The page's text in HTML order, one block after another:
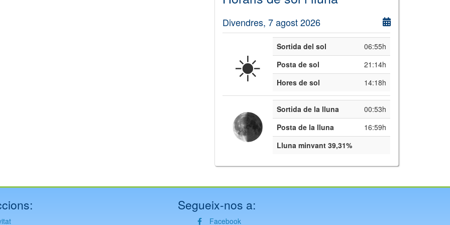
Divendres, 7 agost 2026
☀️ Sortida del sol
06:55h
Posta de sol
21:14h
Hores de sol
14:18h
Sortida de la lluna
00:53h
Posta de la lluna
16:59h
Lluna minvant 39,31%
Segueix-nos a:
Facebook